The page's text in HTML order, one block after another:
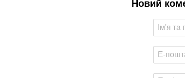
Новий